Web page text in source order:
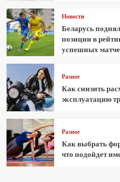
Новости
Беларусь
позиции в
успешных
Разное
Как снизить
эксплуатацию
Разное
Как выбрать
что подойдет